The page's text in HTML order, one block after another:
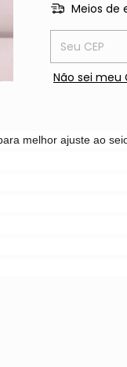
Meios de
Entregas para
Não sei meu
melhor ajuste ao